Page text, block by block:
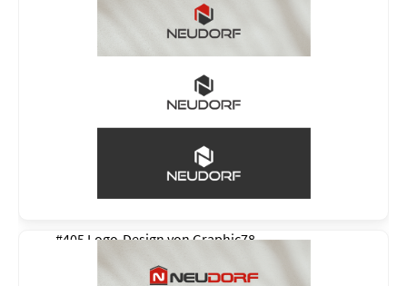
#405 Logo-Design vonGraphic78